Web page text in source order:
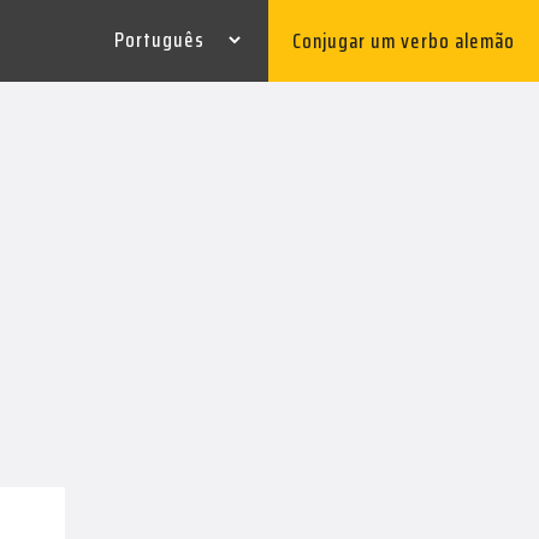
Conjugar um verbo alemão